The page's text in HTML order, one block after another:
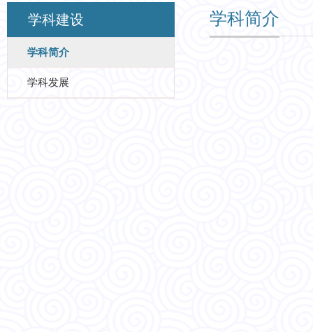
学科建设
学科简介
学科发展
学科简介